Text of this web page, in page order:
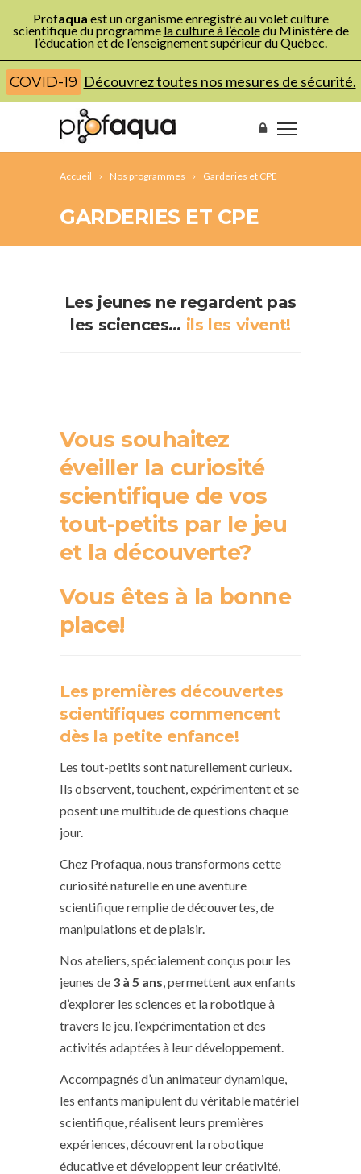
Profaqua est un organisme enregistré au volet culture
scientifique du programme la culture à l’écoledu Ministère de
l’éducation et de l’enseignement supérieur du Québec.
COVID-19 Découvrez toutes nos mesures de sécurité.
Accueil Nos programmes Garderies et CPE
GARDERIES ET CPE
Les jeunes ne regardent pas
les sciences… ils les vivent!
Vous souhaitez
éveiller la curiosité
scientifique de vos
tout-petits par le jeu
et la découverte?
Vous êtes à la bonne
place!
Les premières découvertes
scientifiques commencent
dès la petite enfance!
Les tout-petits sont naturellement curieux.
Ils observent, touchent, expérimentent et se
posent une multitude de questions chaque
jour.
Chez Profaqua, nous transformons cette
curiosité naturelle en une aventure
scientifique remplie de découvertes, de
manipulations et de plaisir.
Nos ateliers, spécialement conçus pour les
jeunes de 3 à 5 ans, permettent aux enfants
d’explorer les sciences et la robotique à
travers le jeu, l’expérimentation et des
activités adaptées à leur développement.
Accompagnés d’un animateur dynamique,
les enfants manipulent du véritable matériel
scientifique, réalisent leurs premières
expériences, découvrent la robotique
éducative et développent leur créativité,